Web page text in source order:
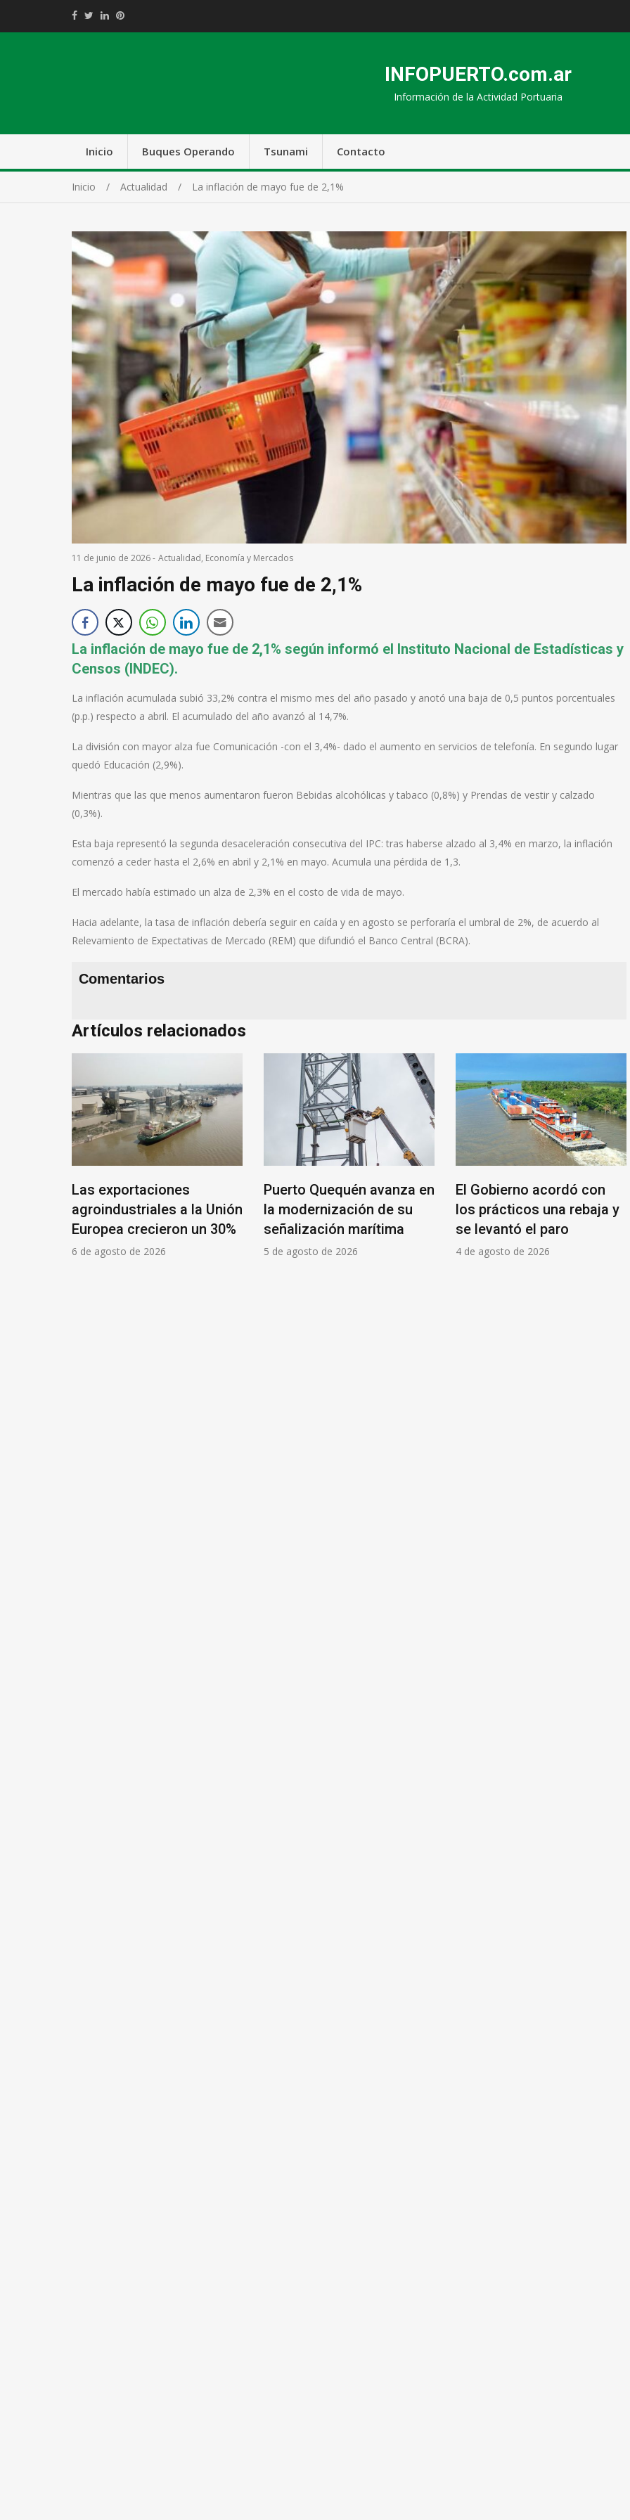
INFOPUERTO.com.ar
Información de la Actividad Portuaria
Inicio Buques Operando Tsunami Contacto
Inicio Actualidad La inflación de mayo fue de 2,1%
11 de junio de 2026- Actualidad, Economía y Mercados
La inflación de mayo fue de 2,1%
La inflación de mayo fue de 2,1% según informó el Instituto Nacional de Estadísticas y
Censos (INDEC).
La inflación acumulada subió 33,2% contra el mismo mes del año pasado y anotó una baja de 0,5 puntos porcentuales
(p.p.) respecto a abril. El acumulado del año avanzó al 14,7%.
La división con mayor alza fue Comunicación -con el 3,4%- dado el aumento en servicios de telefonía. En segundo lugar
quedó Educación (2,9%).
Mientras que las que menos aumentaron fueron Bebidas alcohólicas y tabaco (0,8%) y Prendas de vestir y calzado
(0,3%).
Esta baja representó la segunda desaceleración consecutiva del IPC: tras haberse alzado al 3,4% en marzo, la inflación
comenzó a ceder hasta el 2,6% en abril y 2,1% en mayo. Acumula una pérdida de 1,3.
El mercado había estimado un alza de 2,3% en el costo de vida de mayo.
Hacia adelante, la tasa de inflación debería seguir en caída y en agosto se perforaría el umbral de 2%, de acuerdo al
Relevamiento de Expectativas de Mercado (REM) que difundió el Banco Central (BCRA).
Comentarios
Artículos relacionados
Las exportaciones
agroindustriales a la Unión
Europea crecieron un 30%
6 de agosto de 2026
Puerto Quequén avanza en
la modernización de su
señalización marítima
5 de agosto de 2026
El Gobierno acordó con
los prácticos una rebaja y
se levantó el paro
4 de agosto de 2026